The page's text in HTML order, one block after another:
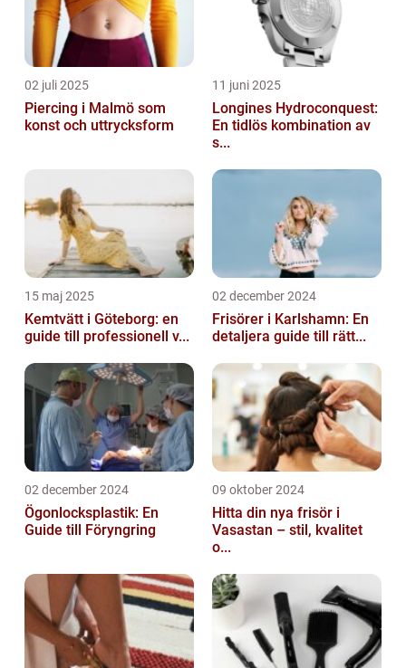
02 juli 2025
Piercing i Malmö som
konst och uttrycksform
11 juni 2025
Longines Hydroconquest:
En tidlös kombination av
s...
15 maj 2025
Kemtvätt i Göteborg: en
guide till professionell v...
02 december 2024
Frisörer i Karlshamn: En
detaljera guide till rätt...
02 december 2024
Ögonlocksplastik: En
Guide till Föryngring
09 oktober 2024
Hitta din nya frisör i
Vasastan – stil, kvalitet
o...